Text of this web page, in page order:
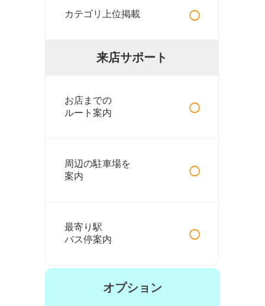
カテゴリ上位掲載 ○
来店サポート
お店までの
ルート案内
○
周辺の駐車場を
案内
○
最寄り駅
バス停案内
○
オプション